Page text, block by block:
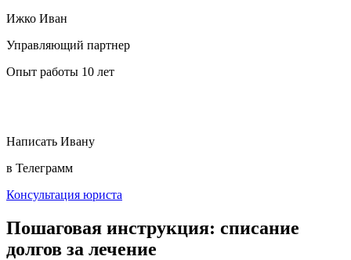
Ижко Иван
Управляющий партнер
Опыт работы 10 лет
Написать Ивану
в Телеграмм
Консультация юриста
Пошаговая инструкция: списание
долгов за лечение